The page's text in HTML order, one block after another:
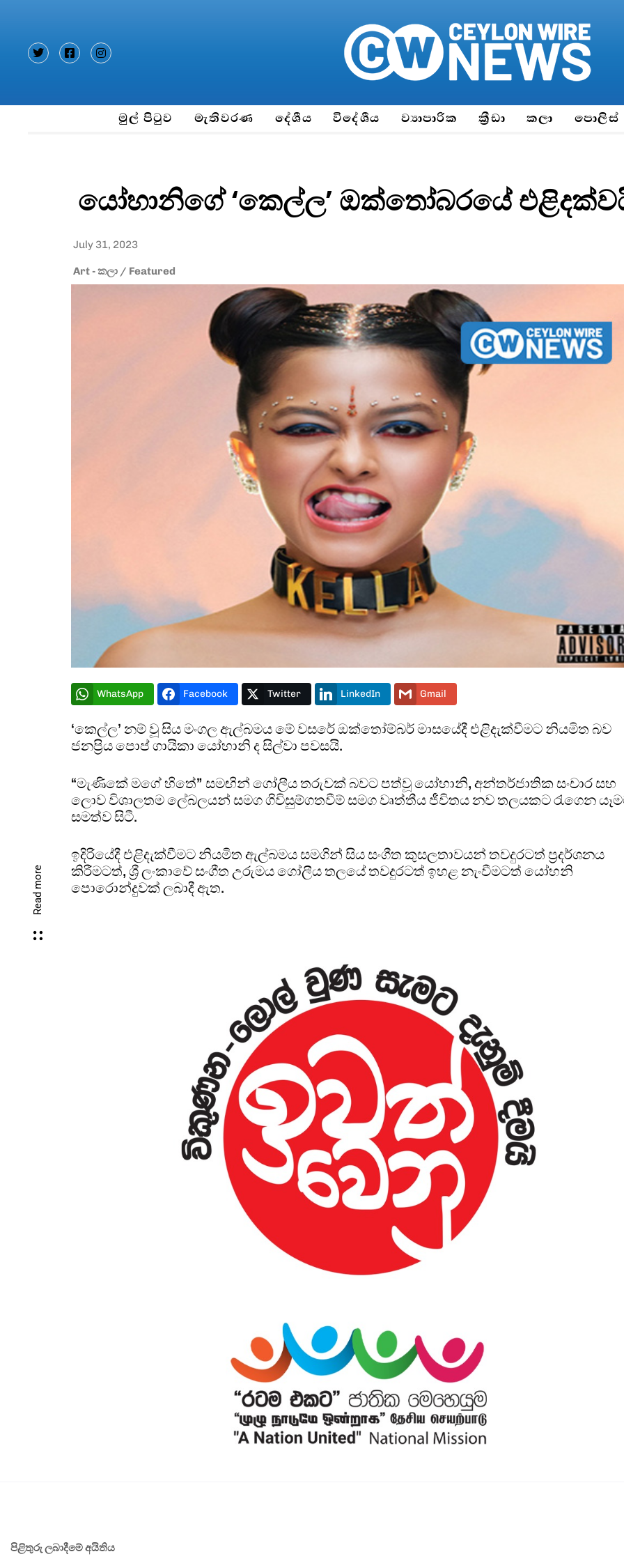
මුල් පිටුව මැතිවරණ දේශීය විදේශීය ව්‍යාපාරික ක්‍රීඩා කලා පොලිස්
Read more
යෝහානිගේ ‘කෙල්ල’ ඔක්තෝබරයේ
July 31, 2023
Art - කලා / Featured
WhatsApp Facebook Twitter LinkedIn Gmail
‘කෙල්ල’ නම් වූ සිය මංගල ඇල්බමය මේ වසරේ ඔක්තෝම්බර් මාසයේදී එළිදැක්වීමට නියමිත බව
ජනප්‍රිය පොප් ගායිකා යෝහානි ද සිල්වා පවසයි.
“මැණිකේ මගේ හිතේ” සමඟින් ගෝලීය තරුවක් බවට පත්වූ යෝහානි, අන්තර්ජාතික සංචාර සහ
ලොව විශාලතම ලේබලයන් සමග ගිවිසුම්ගතවීම් සමග වෘත්තීය ජීවිතය නව තලයකට රැගෙන
සමත්ව සිටී.
ඉදිරියේදී එළිදැක්වීමට නියමිත ඇල්බමය සමගින් සිය සංගීත කුසලතාවයන් තවදුරටත් ප්‍රදර්ශනය
කිරීමටත්, ශ්‍රී ලංකාවේ සංගීත උරුමය ගෝලීය තලයේ තවදුරටත් ඉහළ නැංවීමටත් යෝහනි
පොරොන්දුවක් ලබාදී ඇත.
පිළිතුරු ලබාදීමේ අයිතිය